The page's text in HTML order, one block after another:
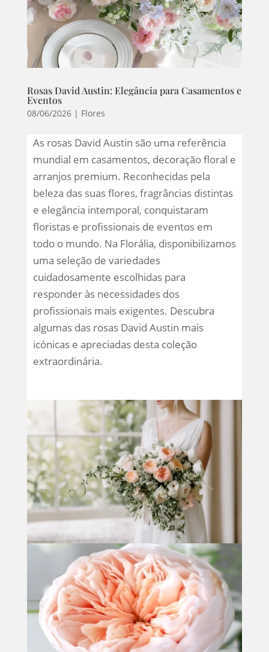
Rosas David Austin: Elegância para Casamentos e
Eventos
08/06/2026| Flores
As rosas David Austin são uma referência
mundial em casamentos, decoração floral e
arranjos premium. Reconhecidas pela
beleza das suas flores, fragrâncias distintas
e elegância intemporal, conquistaram
floristas e profissionais de eventos em
todo o mundo. Na Florália, disponibilizamos
uma seleção de variedades
cuidadosamente escolhidas para
responder às necessidades dos
profissionais mais exigentes. Descubra
algumas das rosas David Austin mais
icónicas e apreciadas desta coleção
extraordinária.